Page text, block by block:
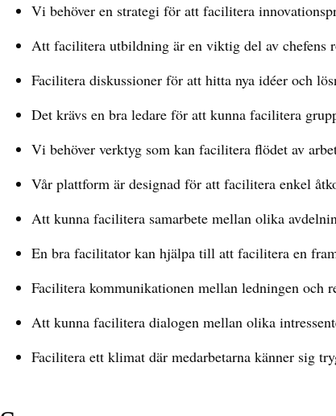
Vi behöver en strategi för att facilitera
Att facilitera utbildning är en viktig del av chefens
Facilitera diskussioner för att hitta nya idéer och
Det krävs en bra ledare för att kunna facilitera
Vi behöver verktyg som kan facilitera flödet av
Vår plattform är designad för att facilitera enkel
Att kunna facilitera samarbete mellan olika
En bra facilitator kan hjälpa till att facilitera en
Facilitera kommunikationen mellan ledningen och
Att kunna facilitera dialogen mellan olika
Facilitera ett klimat där medarbetarna känner sig